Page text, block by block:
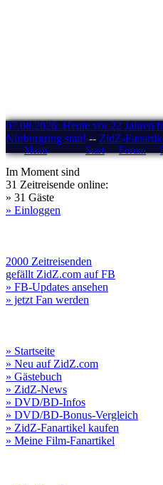
07.08.2026: Heute vor 22 Jahren
Nürburgring statt! -- ZidZ-
Menü Start Forum
Im Moment sind
31 Zeitreisende online:
» 31 Gäste
» Einloggen
2000 Zeitreisenden
gefällt ZidZ.com auf FB
» FB-Updates ansehen
» jetzt Fan werden
» Startseite
» Neu auf ZidZ.com
» Gästebuch
» ZidZ-News
» DVD/BD-Infos
» DVD/BD-Bonus-Vergleich
» ZidZ-Fanartikel kaufen
» Meine Film-Fanartikel